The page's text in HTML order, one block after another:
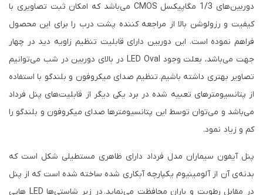
دوربین‌های 1/3 مگاپیکسل CMOS می‌باشد که امکان ثبت تصاویری با
کیفیت و رزولوشن بالا از مراجعه کننده پشت درب را برای این محصول
فراهم نموده است. این دوربین دارای قابلیت تنظیم زاویه دید در چهار
جهت می‌باشد، بعلت وجود LED Oval در بالای دوربین در شب می‌توانیم
تصاویر بهتری داشته باشیم. تنظیم صدای میکروفون و بلندگو با استفاده
از پتانسیومترهای تعبیه شده در برد یکی دیگر از قابلیت‌های پنل فرداد
می‌باشد و می‌توان توسط این پتانسیومترها صدای میکروفون و بلندگو را
کم و زیاد نمود.
پنل آیفون سیماران مدل فرداد دارای ظاهری مستطیلی شکل است که
بدنه‌ی آن از آلومینیوم یکپارچه آبکاری شده ساخته شده است که از پنل
در مقابل رطوبت و باران محافظت می‌نماید. در زیر شاستی‌ها LED هایی